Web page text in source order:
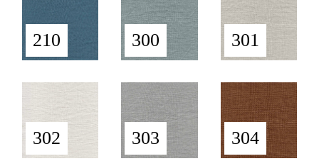
210 300 301
302 303 304